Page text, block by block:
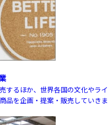
するほか、世界各国の文化やライ
品を企画・提案・販売していきま